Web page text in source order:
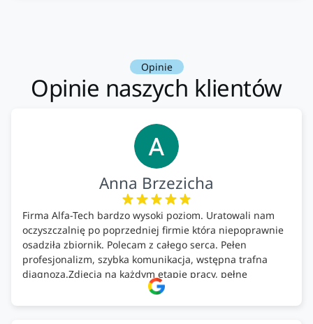
Opinie
Opinie naszych klientów
Anna Brzezicha
Firma Alfa-Tech bardzo wysoki poziom. Uratowali nam
oczyszczalnię po poprzedniej firmie która niepoprawnie
osadziła zbiornik. Polecam z całego serca. Pełen
profesjonalizm, szybka komunikacja, wstępna trafna
diagnoza.Zdjęcia na każdym etapie pracy, pełne
doradztwo.Dobrze wyszkoleni i znający się na rzeczy.
Podsumowując ekipa na wysokim poziomie, rzetelna.